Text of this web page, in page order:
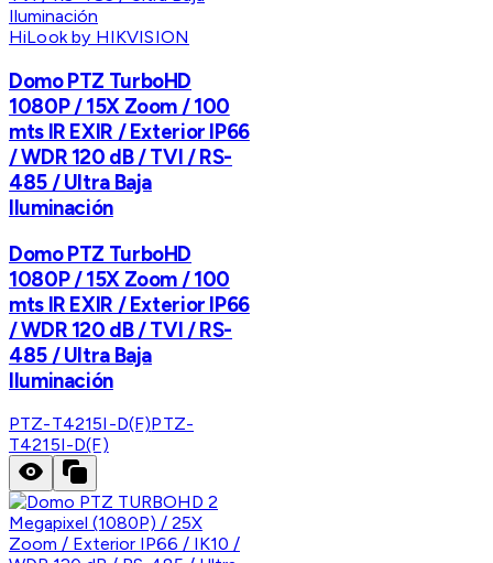
HiLook by HIKVISION
Domo PTZ TurboHD
1080P / 15X Zoom / 100
mts IR EXIR / Exterior IP66
/ WDR 120 dB / TVI / RS-
485 / Ultra Baja
Iluminación
Domo PTZ TurboHD
1080P / 15X Zoom / 100
mts IR EXIR / Exterior IP66
/ WDR 120 dB / TVI / RS-
485 / Ultra Baja
Iluminación
PTZ-T4215I-D(F)PTZ-
T4215I-D(F)